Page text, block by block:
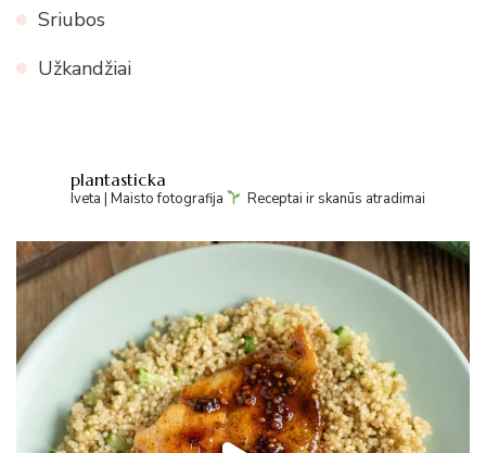
Sriubos
Užkandžiai
plantasticka
Iveta | Maisto fotografija Receptai ir skanūs atradimai